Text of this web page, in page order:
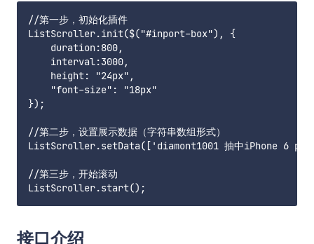
//第一步，初始化插件
ListScroller.init($("#inport-box"), {
    duration:800,
    interval:3000,
    height: "24px",
    "font-size": "18px"
});
//第二步，设置展示数据（字符串数组形式）
ListScroller.setData(['diamont1001 抽中iPhone 6
//第三步，开始滚动
接口介绍